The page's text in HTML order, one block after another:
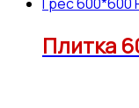
Плитка